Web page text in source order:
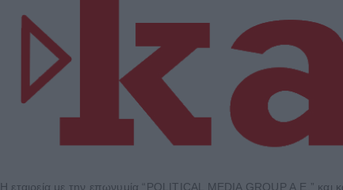
Η εταιρεία με την επωνυμία “POLITICAL MEDIA GROUP A.E.”
Μαρτίου 2018 σχετικά με τα μέτρα για την αποτελεσματική
Μοναδικός αριθμός Μ.Η.Τ. 262048
ΤΑ ΠΡΩΤΟΣΕΛΙΔΑ ΣΗΜΕΡΑ